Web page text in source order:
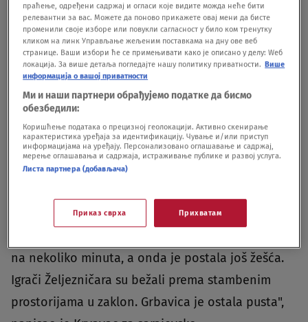
Zdenko Jelić (foto: Screenshot/Youtube/Borislav Klacar)
(foto: Screenshot/Youtube/Borislav Klacar)
Doajen sportskog novinarstva Fuad Krvavac taj
dan je opisao kao nikad tužniji u istoriji stadiona
"Grbavica"."Ono što se desilo teško se može
stadiona. Neprekidna paljba trajala je sve do
na nekoliko minuta, a onda je postala još žešća.
Igrači Željezničara su bežali prema stambenim
prostorijama u zaklon. Grbavica je ostala pusta",
праћење, одређени садржај и огласи које видите можда неће бити
релевантни за вас. Можете да поново прикажете овај мени да бисте
променили своје изборе или повукли сагласност у било ком тренутку
кликом на линк Управљање жељеним поставкама на дну ове веб
странице. Ваши избори ће се примењивати како је описано у делу: Wеб
локација. За више детаља погледајте нашу политику приватности. Више
информација о вашој приватности
Ми и наши партнери обрађујемо податке да бисмо
обезбедили:
Коришћење података о прецизној геолокацији. Активно скенирање
карактеристика уређаја за идентификацију. Чување и/или приступ
информацијама на уређају. Персонализовано оглашавање и садржај,
мерење оглашавања и садржаја, истраживање публике и развој услуга.
Листа партнера (добављача)
Приказ сврха Прихватам